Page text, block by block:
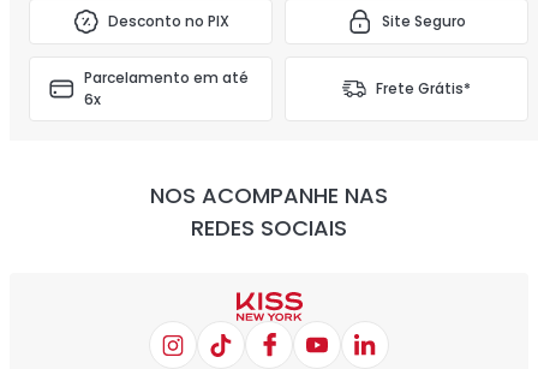
Desconto no PIX Site Seguro
Parcelamento em até
6x
Frete Grátis*
NOS ACOMPANHE NAS
REDES SOCIAIS